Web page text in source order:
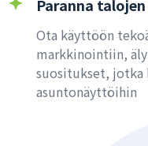
Paranna
Ota käyttöön
markkinointiin,
suositukset, jotka
asuntonäyttöihin